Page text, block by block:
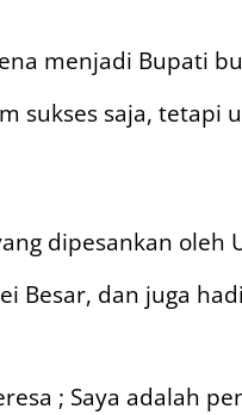
menjadi Bupati
sukses saja, tetapi
dipesankan oleh
Besar, dan juga
; Saya adalah